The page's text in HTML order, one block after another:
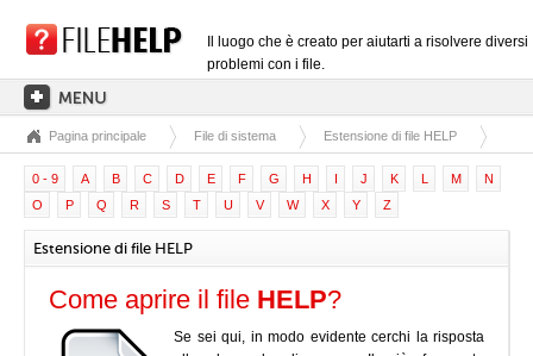
Il luogo che è creato per aiutarti a risolvere diversi
problemi con i file.
PAGINA PRINCIPALE
CATEGORIE DELLE ESTENSIONI
CATEGORIE DEI DRIVER
FILE DLL
CONVERSIONI DI FILE
Pagina principale File di sistema Estensione di file HELP
0 - 9 A B C D E F G H I J K L M
N
O
P Q R S T U V W X Y Z
Estensione di file HELP
Come aprire il file HELP?
Se sei qui, in modo evidente cerchi la risposta